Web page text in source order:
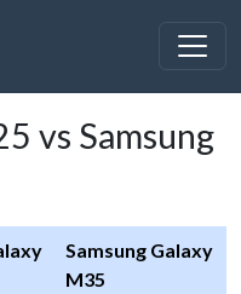
vs Samsung
Samsung Galaxy
M35